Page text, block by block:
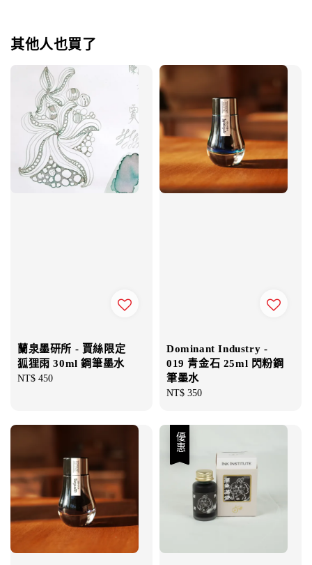
其他人也買了
蘭泉墨研所 - 賈絲限定
狐狸雨 30ml 鋼筆墨水
Regular
NT$ 450
Dominant Industry -
019 青金石 25ml 閃粉鋼
筆墨水
Regular
NT$ 350
優惠